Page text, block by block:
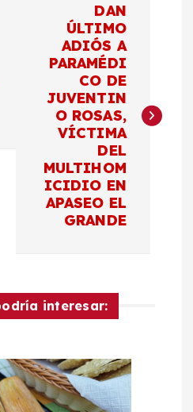
DAN
ÚLTIMO
ADIÓS A
PARAMÉDI
CO DE
JUVENTIN
O ROSAS,
VÍCTIMA
DEL
MULTIHOM
ICIDIO EN
APASEO EL
GRANDE
interesar: